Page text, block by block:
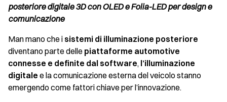
posteriore digitale 3D con OLED e Folia-LED per design e
comunicazione
Man mano che i sistemi di illuminazione posteriore
diventano parte delle piattaforme automotive
connesse e definite dal software, l’illuminazione
digitale e la comunicazione esterna del veicolo stanno
emergendo come fattori chiave per l’innovazione.